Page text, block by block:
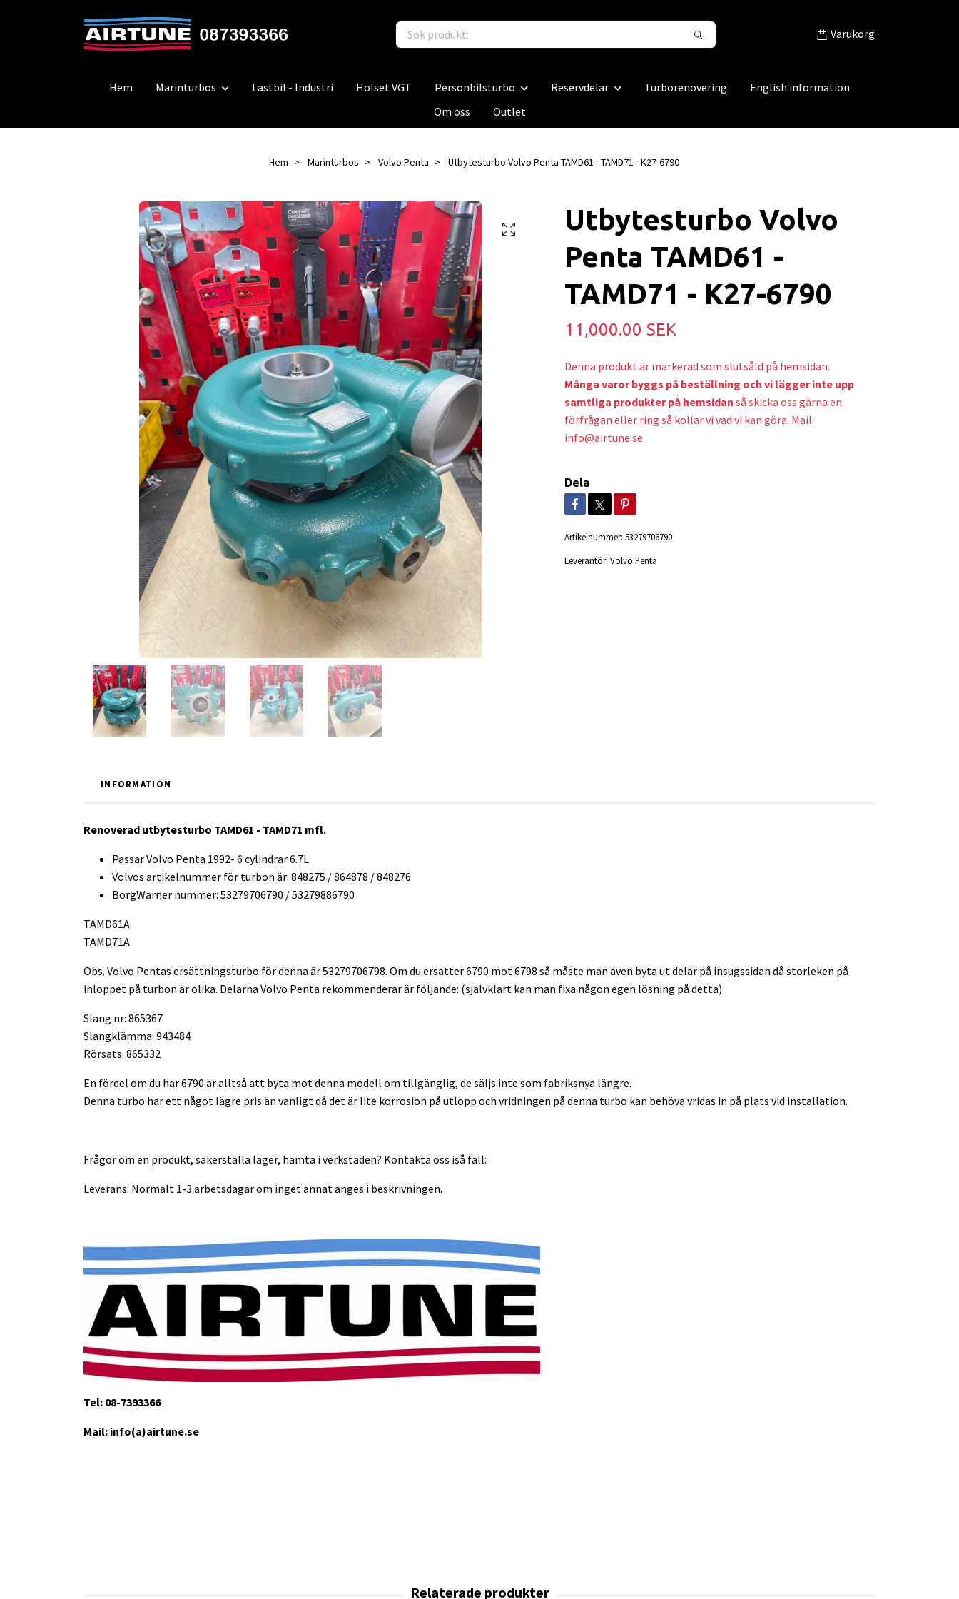
Varukorg
Hem Marinturbos Lastbil - Industri Holset VGT Personbilsturbo Reservdelar Turborenovering
English information
Om oss
Outlet
Hem Marinturbos Volvo Penta Utbytesturbo Volvo Penta TAMD61 - TAMD71 - K27-6790
Utbytesturbo Volvo
Penta TAMD61 -
TAMD71 - K27-6790
11,000.00 SEK
Denna produkt är markerad som slutsåld på hemsidan.
Många varor byggs på beställning och vi lägger inte upp
samtliga produkter på hemsidan så skicka oss gärna en
förfrågan eller ring så kollar vi vad vi kan göra. Mail:
info@airtune.se
Dela
Artikelnummer: 53279706790
Leverantör: Volvo Penta
INFORMATION
Renoverad utbytesturbo TAMD61 - TAMD71 mfl.
Passar Volvo Penta 1992- 6 cylindrar 6.7L
Volvos artikelnummer för turbon är: 848275 / 864878 / 848276
BorgWarner nummer: 53279706790 / 53279886790
TAMD61A
TAMD71A
Obs. Volvo Pentas ersättningsturbo för denna är 53279706798. Om du ersätter 6790 mot 6798 så måste man även byta ut delar på insugssidan då storleken på
inloppet på turbon är olika. Delarna Volvo Penta rekommenderar är följande: (självklart kan man fixa någon egen lösning på detta)
Slang nr: 865367
Slangklämma: 943484
Rörsats: 865332
En fördel om du har 6790 är alltså att byta mot denna modell om tillgänglig, de säljs inte som fabriksnya längre.
Denna turbo har ett något lägre pris än vanligt då det är lite korrosion på utlopp och vridningen på denna turbo kan behöva vridas in på plats vid installation.
Frågor om en produkt, säkerställa lager, hämta i verkstaden? Kontakta oss iså fall:
Leverans: Normalt 1-3 arbetsdagar om inget annat anges i beskrivningen.
Tel: 08-7393366
Mail: info(a)airtune.se